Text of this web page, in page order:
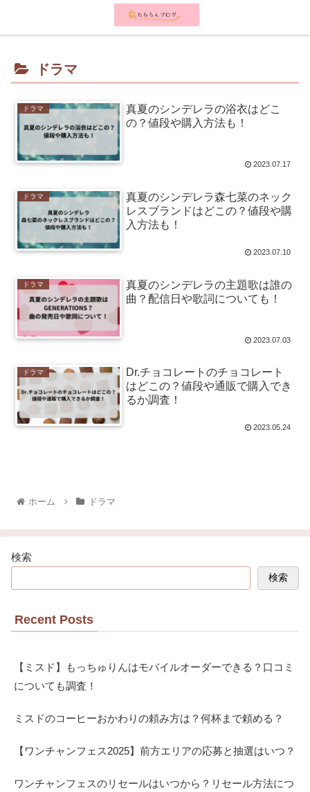
ドラマ
ドラマ
真夏のシンデレラの浴衣はどこ
の？値段や購入方法も！
2023.07.17
ドラマ
真夏のシンデレラ森七菜のネック
レスブランドはどこの？値段や購
入方法も！
2023.07.10
ドラマ
真夏のシンデレラの主題歌は誰の
曲？配信日や歌詞についても！
2023.07.03
ドラマ
Dr.チョコレートのチョコレート
はどこの？値段や通販で購入でき
るか調査！
2023.05.24
ホーム ドラマ
検索
検索
Recent Posts
【ミスド】もっちゅりんはモバイルオーダーできる？口コミ
についても調査！
ミスドのコーヒーおかわりの頼み方は？何杯まで頼める？
【ワンチャンフェス2025】前方エリアの応募と抽選はいつ？
ワンチャンフェスのリセールはいつから？リセール方法につ